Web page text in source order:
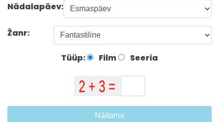
Nädalapäev:
Žanr:
Tüüp: Film Seeria
Näitama